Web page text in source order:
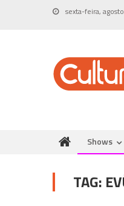
sexta-feira,
Shows
TAG: